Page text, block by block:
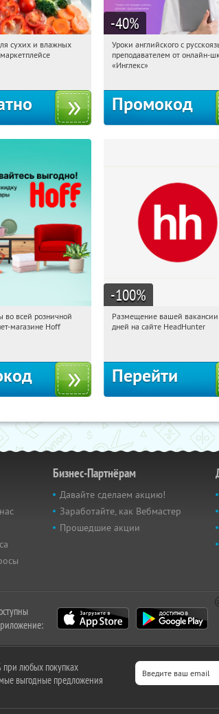
Получили:190
сухих и влажных
-40%
12:06:26
Получи
Россия
Уроки английского с
преподавателем от онлайн-
«Инглекс»
Промокод
Получили:
во всей розничной
магазине Hoff
-100%
12:06:26
Размещение вашей
дней на сайте HeadHunter
Перейти
Бизнес-Партнёрам
Давайте сделаем акцию!
Заработайте, как Вебмастер
Прошедшие акции
любых покупках
выгодные предложения